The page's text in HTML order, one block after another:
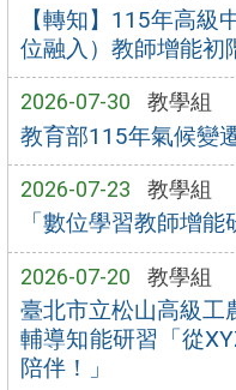
【轉知】115年高級
位融入）教師增能初
2026-07-30 教學組
教育部115年氣候變
2026-07-23 教學組
「數位學習教師增
2026-07-20 教學組
臺北市立松山高級工
輔導知能研習「從
陪伴！」